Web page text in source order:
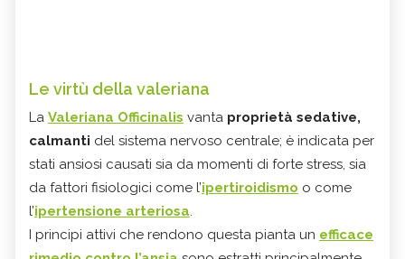
Le virtù della valeriana
La Valeriana Officinalis vanta proprietà sedative,
calmanti del sistema nervoso centrale; è indicata per
stati ansiosi causati sia da momenti di forte stress, sia
da fattori fisiologici come l’ipertiroidismo o come
l’ipertensione arteriosa.
I principi attivi che rendono questa pianta un efficace